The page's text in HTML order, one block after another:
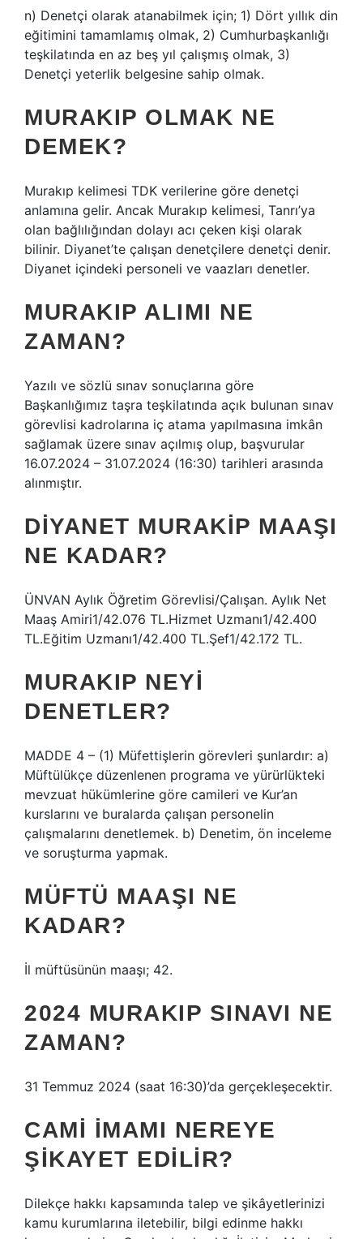
n) Denetçi olarak atanabilmek için; 1) Dört yıllık din
eğitimini tamamlamış olmak, 2) Cumhurbaşkanlığı
teşkilatında en az beş yıl çalışmış olmak, 3)
Denetçi yeterlik belgesine sahip olmak.
MURAKIP OLMAK NE
DEMEK?
Murakıp kelimesi TDK verilerine göre denetçi
anlamına gelir. Ancak Murakıp kelimesi, Tanrı’ya
olan bağlılığından dolayı acı çeken kişi olarak
bilinir. Diyanet’te çalışan denetçilere denetçi denir.
Diyanet içindeki personeli ve vaazları denetler.
MURAKIP ALIMI NE
ZAMAN?
Yazılı ve sözlü sınav sonuçlarına göre
Başkanlığımız taşra teşkilatında açık bulunan sınav
görevlisi kadrolarına iç atama yapılmasına imkân
sağlamak üzere sınav açılmış olup, başvurular
16.07.2024 – 31.07.2024 (16:30) tarihleri ​​arasında
alınmıştır.
DIYANET MURAKIP MAAŞI
NE KADAR?
ÜNVAN Aylık Öğretim Görevlisi/Çalışan. Aylık Net
Maaş Amiri1/42.076 TL.Hizmet Uzmanı1/42.400
TL.Eğitim Uzmanı1/42.400 TL.Şef1/42.172 TL.
MURAKIP NEYI
DENETLER?
MADDE 4 – (1) Müfettişlerin görevleri şunlardır: a)
Müftülükçe düzenlenen programa ve yürürlükteki
mevzuat hükümlerine göre camileri ve Kur’an
kurslarını ve buralarda çalışan personelin
çalışmalarını denetlemek. b) Denetim, ön inceleme
ve soruşturma yapmak.
MÜFTÜ MAAŞI NE
KADAR?
İl müftüsünün maaşı; 42.
2024 MURAKIP SINAVI NE
ZAMAN?
31 Temmuz 2024 (saat 16:30)’da gerçekleşecektir.
CAMI IMAMI NEREYE
ŞIKAYET EDILIR?
Dilekçe hakkı kapsamında talep ve şikâyetlerinizi
kamu kurumlarına iletebilir, bilgi edinme hakkı